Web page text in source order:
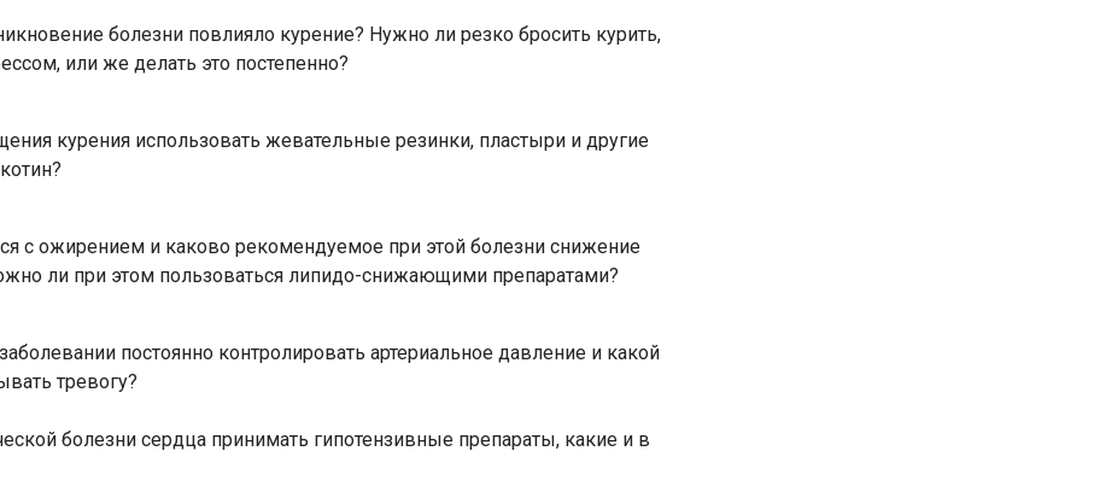
болезни повлияло курение? Нужно ли резко бросить курить,
или же делать это постепенно?
курения использовать жевательные резинки, пластыри и другие
с ожирением и каково рекомендуемое при этой болезни снижение
ли при этом пользоваться липидо-снижающими препаратами?
постоянно контролировать артериальное давление и какой
тревогу?
болезни сердца принимать гипотензивные препараты, какие и в